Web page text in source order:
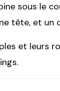
sous le
tête, et un
et leurs